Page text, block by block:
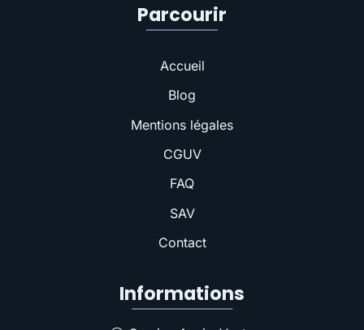
Parcourir
Accueil
Blog
Mentions légales
CGUV
FAQ
SAV
Contact
Informations